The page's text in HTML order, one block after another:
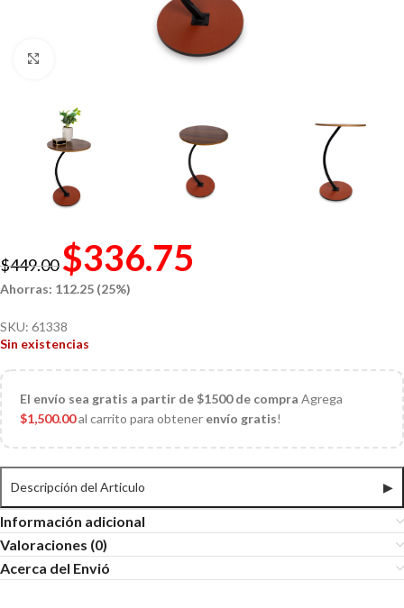
$449.00 $336.75
Ahorras: 112.25 (25%)
SKU: 61338
Sin existencias
El envío sea gratis a partir de $1500 de compra Agrega
$1,500.00al carrito para obtener envío gratis!
Descripción del Articulo ▶
Información adicional
Valoraciones (0)
Acerca del Envió